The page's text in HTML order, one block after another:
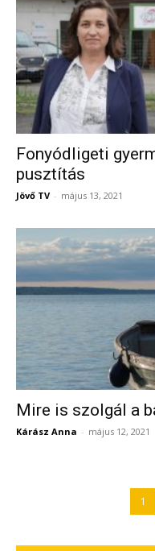
Fonyódligeti
pusztítás
Jövő TV - május 13, 2021
Mire is szolgál a
Kárász Anna - május 12, 2021
1